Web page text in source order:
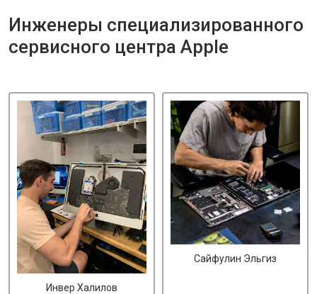
Инженеры специализированного
сервисного центра Apple
Инвер Халилов
Сайфулин Эльгиз